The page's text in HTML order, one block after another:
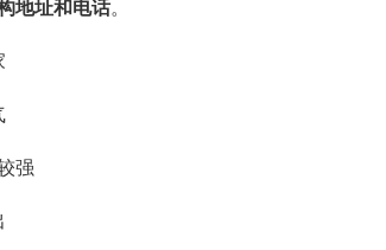
地址和电话。
强